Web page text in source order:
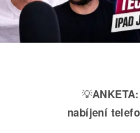
💡ANKETA:
nabíjení